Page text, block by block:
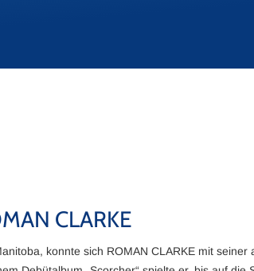
CLARKE
konnte sich ROMAN CLARKE mit